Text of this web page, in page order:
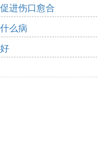
进伤口愈合
么病